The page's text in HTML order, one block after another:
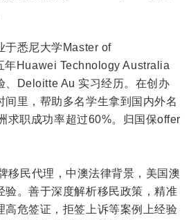
于悉尼大学Master of
年Huawei Technology Australia
、Deloitte Au 实习经历。在创办
间里，帮助多名学生拿到国内外名
求职成功率超过60%。归国保offer
移民代理，中澳法律背景，美国澳
验。善于深度解析移民政策，精准
高危签证，拒签上诉等案例上经验